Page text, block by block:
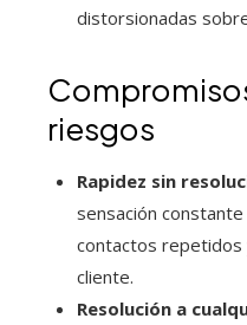
distorsionadas
riesgos
Rapidez sin
sensación
contactos repetidos
cliente.
Resolución a